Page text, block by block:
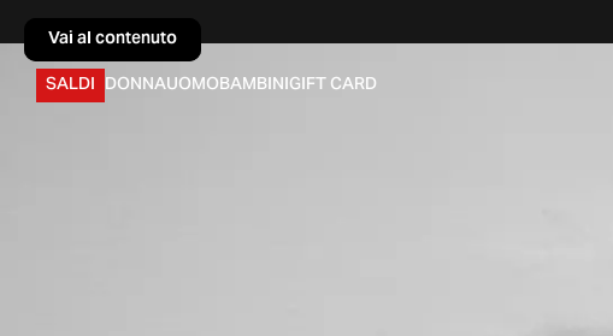
Vai al contenuto
SALDI DONNAUOMOBAMBINIGIFT CARD
Vai al contenuto